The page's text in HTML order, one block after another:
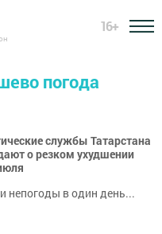
16+
погода
службы Татарстана
о резком ухудшении
непогоды в один день...